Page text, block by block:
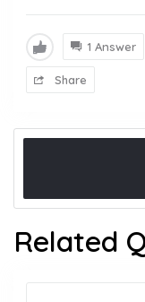
1 Answer
Share
Related